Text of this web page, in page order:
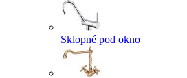
Sklopné pod okno